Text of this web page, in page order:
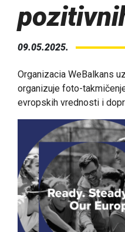
09.05.2025.
Organizacia WeBalkans
organizuje foto-
evropskih vrednosti i